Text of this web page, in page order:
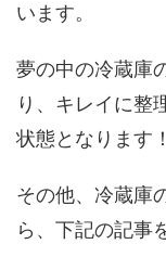
います。
夢の中の冷蔵庫
り、キレイに整
状態となります！
その他、冷蔵庫
ら、下記の記事